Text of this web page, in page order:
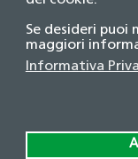
Se desideri puoi
maggiori
Informativa
Informativa privacy
© 2026
riservati.